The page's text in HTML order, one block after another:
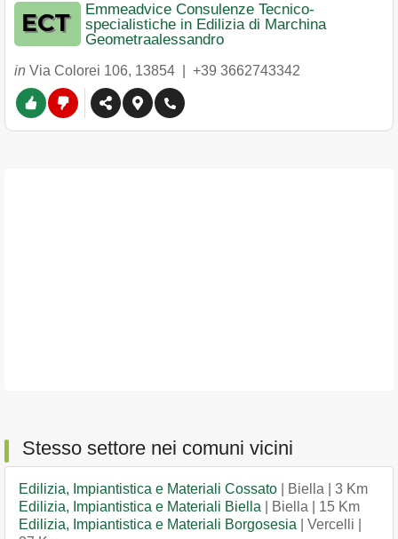
Emmeadvice Consulenze Tecnico-
specialistiche in Edilizia di Marchina
Geometraalessandro
in Via Colorei 106, 13854 +39 3662743342
Stesso settore nei comuni vicini
Edilizia, Impiantistica e Materiali Cossato | Biella | 3 Km
Edilizia, Impiantistica e Materiali Biella | Biella | 15 Km
Edilizia, Impiantistica e Materiali Borgosesia | Vercelli |